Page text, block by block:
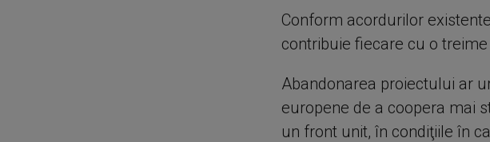
Conform acordurilor
contribuie fiecare cu o
Abandonarea proiectului ar
europene de a coopera mai
un front unit, în condiţiile în